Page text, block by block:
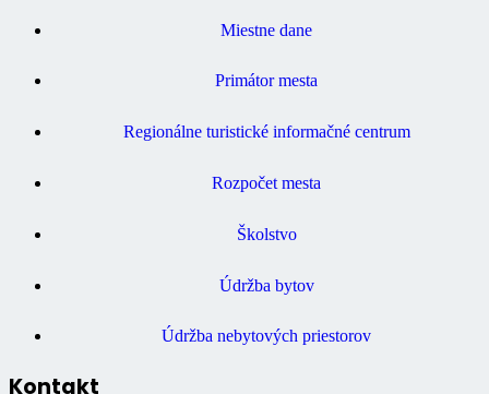
Miestne dane
Primátor mesta
Regionálne turistické informačné centrum
Rozpočet mesta
Školstvo
Údržba bytov
Údržba nebytových priestorov
Kontakt